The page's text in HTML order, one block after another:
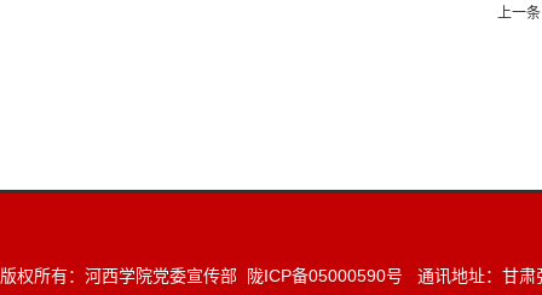
上一
版权所有：河西学院党委宣传部 陇ICP备05000590号 通讯地址：甘肃